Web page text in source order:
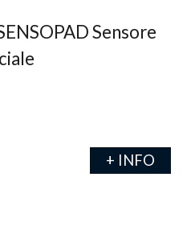
Sensore
+ INFO